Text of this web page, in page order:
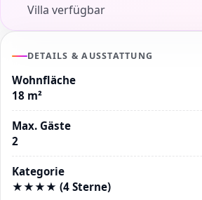
Villa verfügbar
DETAILS & AUSSTATTUNG
Wohnfläche
18 m²
Max. Gäste
2
Kategorie
★★★★ (4 Sterne)